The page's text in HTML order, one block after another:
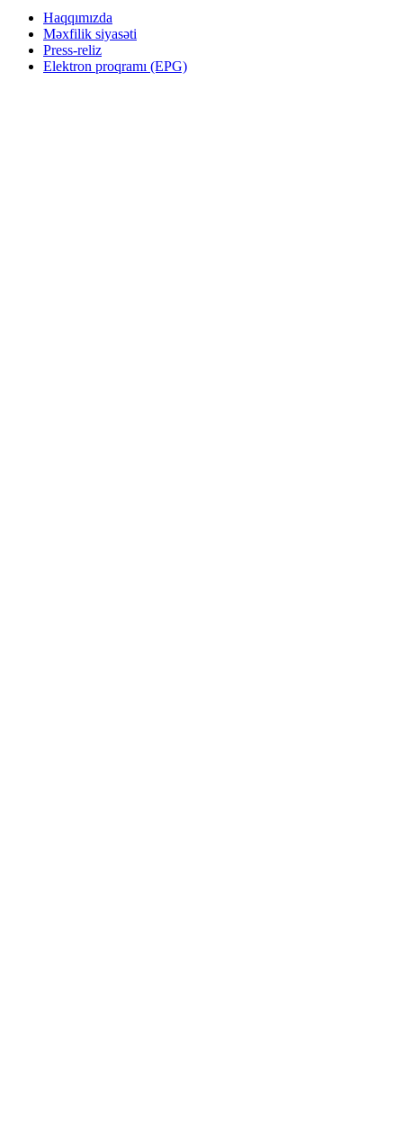
Haqqımızda
Məxfilik siyasəti
Press-reliz
Elektron proqramı (EPG)